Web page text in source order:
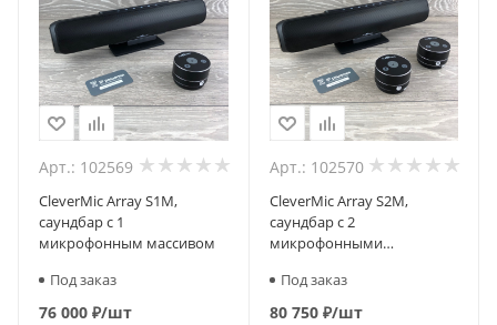
Арт.: 102569
CleverMic Array S1M,
саундбар с 1
микрофонным массивом
Под заказ
76 000 ₽/шт
Арт.: 102570
CleverMic Array S2M,
саундбар с 2
микрофонными
Под заказ
80 750₽/шт